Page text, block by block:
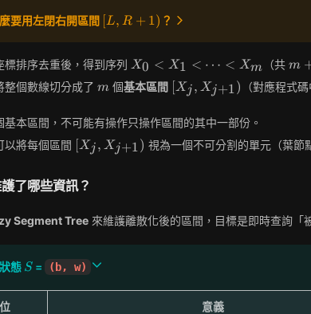
要用左閉右開區間 [L,
[L, R + 1) ？
標排序去重後，得到序列 X_0
<
X_1
\dots
<
X_m
X0 < X1 < ⋯ < Xm （共m
整個數線切分成了 m
m 個基本區間 [X_j,
X_{j+1})
Xj, Xj+1) （對應程式
基本區間，不可能有操作只操作區間的其中一部份。
以將每個區間 [X_j,
X_{j+1})
[Xj, Xj+1) 視為一個不可分割的單元（葉節
了哪些資訊？
Segment Tree 來維護離散化後的區間，目標是即時查詢「
態 S
S= (b, w)
意義